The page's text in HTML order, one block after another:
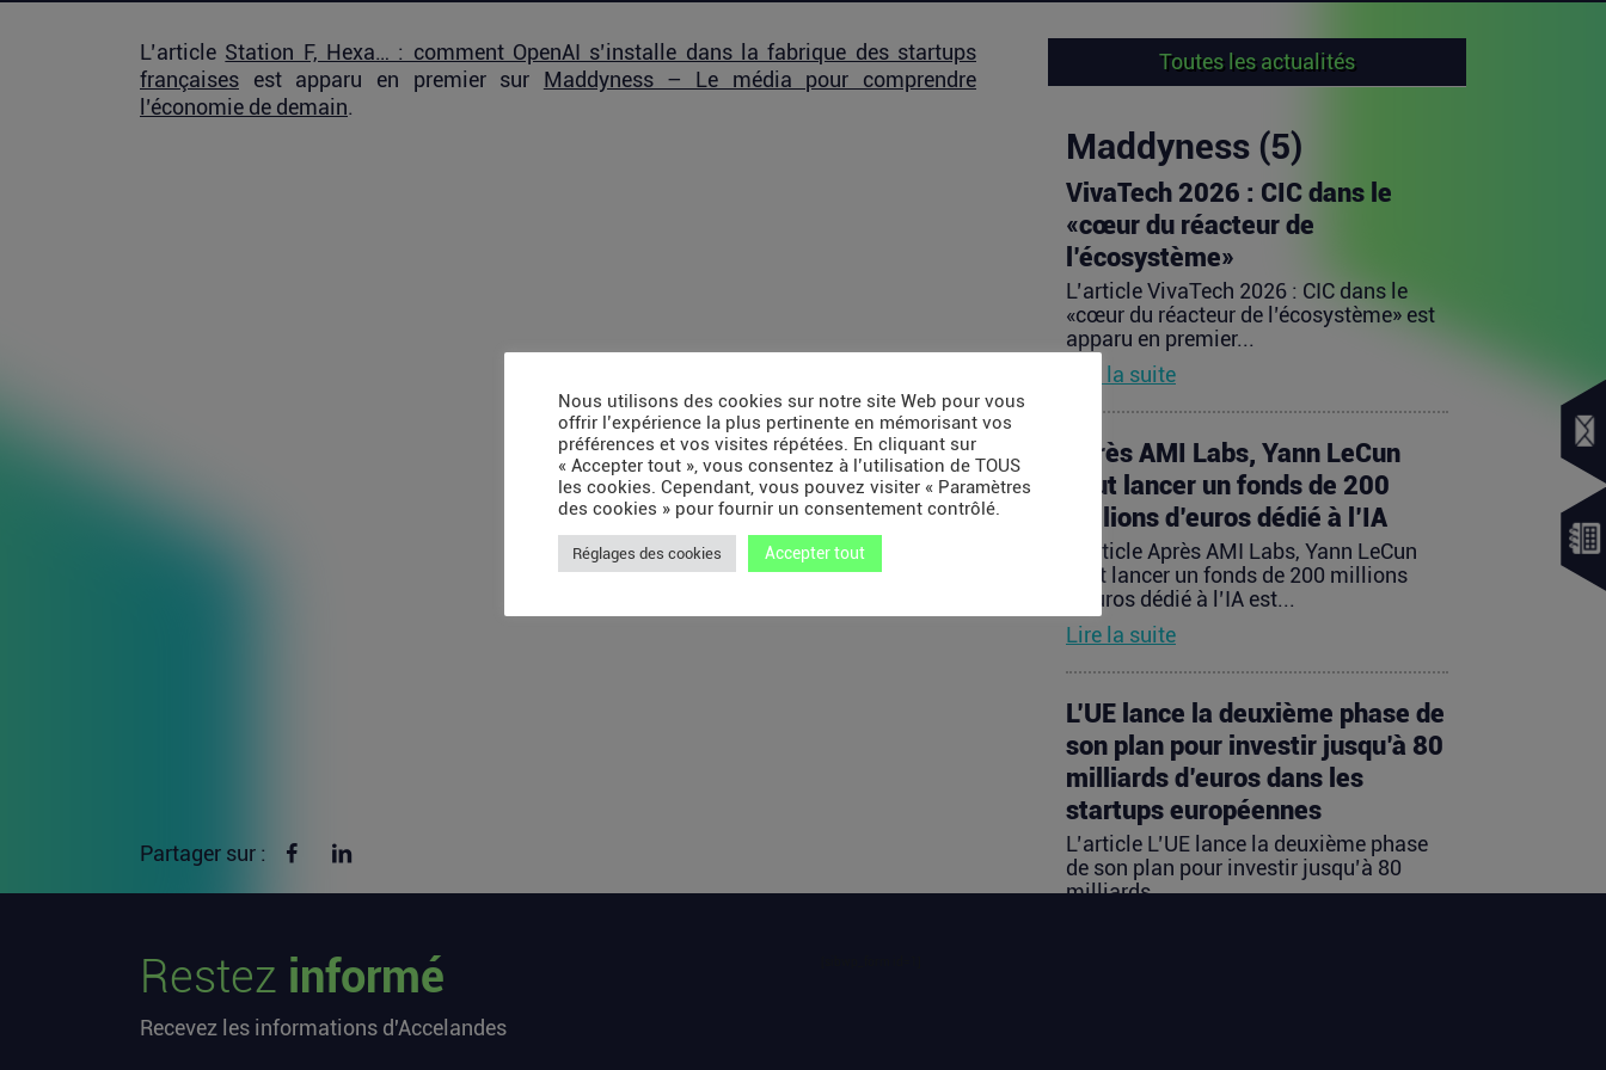
L’article Station F, Hexa… : comment OpenAI s’installe dans la fabrique des startups
françaises est apparu en premier sur Maddyness – Le média pour comprendre
l’économie de demain.
Partager sur : Partager sur Facebook
Toutes les actualités
Maddyness (5)
VivaTech 2026 : CIC dans le
«cœur du réacteur de
l’écosystème»
L’article VivaTech 2026 : CIC dans le
«cœur du réacteur de l’écosystème» est
apparu en premier...
Lire la suite
Après AMI Labs, Yann LeCun
veut lancer un fonds de 200
millions d’euros dédié à l’IA
L’article Après AMI Labs, Yann LeCun
veut lancer un fonds de 200 millions
d’euros dédié à l’IA est...
Lire la suite
L’UE lance la deuxième phase de
son plan pour investir jusqu’à 80
milliards d’euros dans les
startups européennes
L’article L’UE lance la deuxième phase
de son plan pour investir jusqu’à 80
milliards...
Restez informé
Recevez les informations d'Accelandes
Nous utilisons des cookies sur notre site Web pour vous
offrir l’expérience la plus pertinente en mémorisant vos
préférences et vos visites répétées. En cliquant sur
« Accepter tout », vous consentez à l’utilisation de TOUS
les cookies. Cependant, vous pouvez visiter « Paramètres
des cookies » pour fournir un consentement contrôlé.
Réglages des cookies Accepter tout